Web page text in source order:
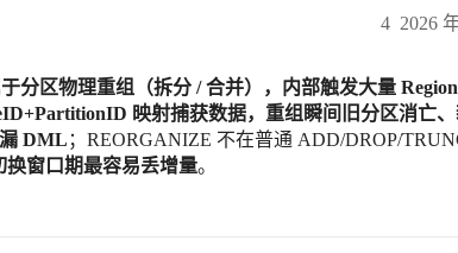
2026
4
区物理重组（拆分 / 合并），内部触发大量 Region
映射捕获数据，重组瞬间旧分区消亡、
DML ；REORGANIZE 不在普通 ADD/DROP/
窗口期最容易丢增量。